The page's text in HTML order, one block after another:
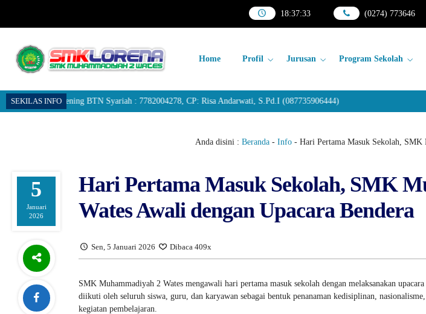
18:37:34 (0274) 773646
Home Profil Jurusan Program Sekolah
SEKILAS INFO
melalui Rekening BTN Syariah : 7782004278, CP: Risa Andarwati, S.Pd.I (087735906444)
Anda disini : Beranda- Info- Hari Pertama Masuk Sekolah, SMK
5
Januari
2026
Hari Pertama Masuk Sekolah, SMK
Wates Awali dengan Upacara Bendera
Sen, 5 Januari 2026 Dibaca 409x
SMK Muhammadiyah 2 Wates mengawali hari pertama masuk sekolah dengan melaksanakan
diikuti oleh seluruh siswa, guru, dan karyawan sebagai bentuk penanaman kedisiplinan,
kegiatan pembelajaran.